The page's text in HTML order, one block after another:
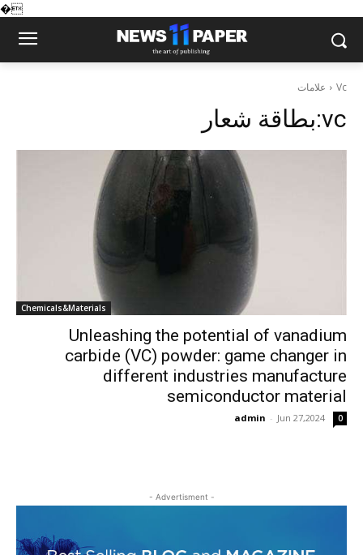
�
علامات Vc
بطاقة شعار:vc
Chemicals&Materials
Unleashing the potential of vanadium
carbide (VC) powder: game changer in
different industries manufacture
semiconductor material
admin - Jun 27,2024 0
- Advertisment -